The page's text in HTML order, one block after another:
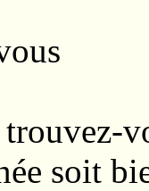
trouvez-
soit